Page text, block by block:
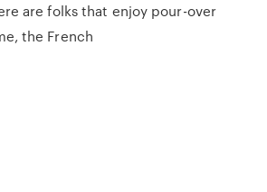
are folks that enjoy pour-over
the French